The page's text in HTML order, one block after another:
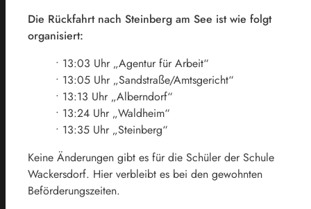
Die Rückfahrt nach Steinberg am See ist wie folgt
organisiert:
• 13:03 Uhr „Agentur für Arbeit“
• 13:05 Uhr „Sandstraße/Amtsgericht“
• 13:13 Uhr „Alberndorf“
• 13:24 Uhr „Waldheim“
• 13:35 Uhr „Steinberg“
Keine Änderungen gibt es für die Schüler der Schule
Wackersdorf. Hier verbleibt es bei den gewohnten
Beförderungszeiten.